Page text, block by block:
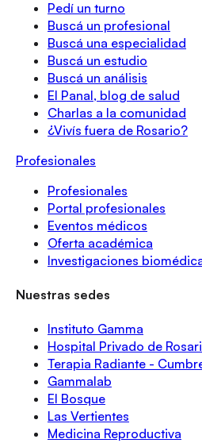
Pedí un turno
Buscá un profesional
Buscá una especialidad
Buscá un estudio
Buscá un análisis
El Panal, blog de salud
Charlas a la comunidad
¿Vivís fuera de Rosario?
Profesionales
Profesionales
Portal profesionales
Eventos médicos
Oferta académica
Investigaciones
Nuestras sedes
Instituto Gamma
Hospital Privado de
Terapia Radiante -
Gammalab
El Bosque
Las Vertientes
Medicina Reproductiva